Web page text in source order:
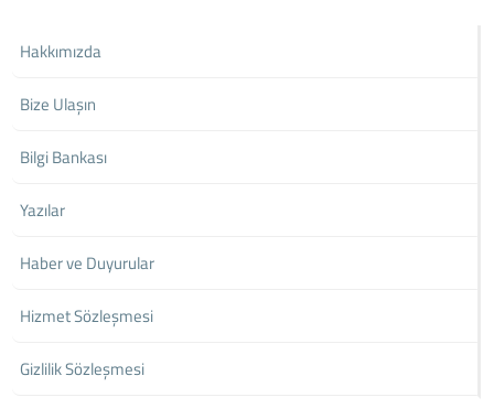
Hakkımızda
Bize Ulaşın
Bilgi Bankası
Yazılar
Haber ve Duyurular
Hizmet Sözleşmesi
Gizlilik Sözleşmesi